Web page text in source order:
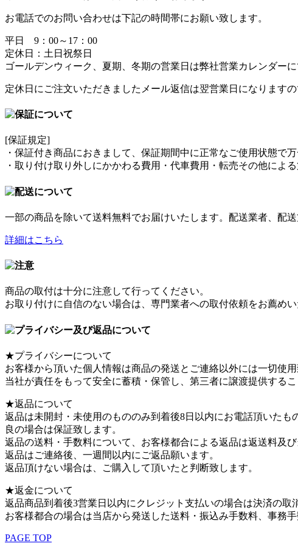
お電話でのお問い合わせは下記の時間帯にお願い致します。
平日 9：00～17：00
定休日：土日祝祭日
ゴールデンウィーク、夏期、冬期の営業日は弊社営業カレンダーに
定休日にご注文いただきましたメール返信は翌営業日になりますの
[保証規定]
・保証付き商品におきまして、保証期間中に正常なご使用状態で
・取り付け取り外しにかかわる費用・代車費用・転売その他によ
一部の商品を除いて送料無料でお届けいたします。配送業者、配
詳細はこちら
商品の取付は十分に注意して行ってください。
お取り付けに自信のない場合は、専門業者への取付依頼をお薦めい
★プライバシーについて
お客様から頂いた個人情報は商品の発送とご連絡以外には一切使用
当社が責任をもって安全に蓄積・保管し、第三者に譲渡提供するこ
★返品について
返品は未開封・未使用のもののみ到着後8日以内にお電話頂いた
良の場合は保証致します。
返品の送料・手数料について、お客様都合による返品は返送料及
返品はご連絡後、一週間以内にご返品願います。
返品頂けない場合は、ご購入して頂いたと判断致します。
★返金について
返品商品到着後3営業日以内にクレジット支払いの場合は決済の
お客様都合の場合は当店から発送した送料・振込み手数料、事務
PAGE TOP